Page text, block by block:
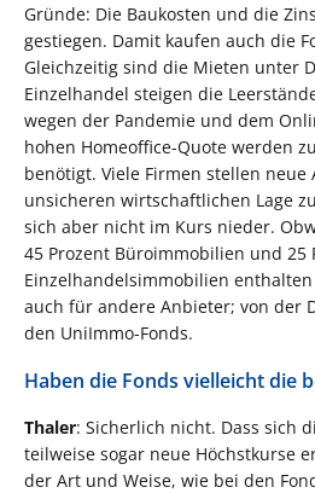
Gründe: Die Baukosten und die
gestiegen. Damit kaufen auch die
Gleichzeitig sind die Mieten unter
Einzelhandel steigen die
wegen der Pandemie und dem
hohen Homeoffice-Quote werden
benötigt. Viele Firmen stellen
unsicheren wirtschaftlichen Lage
sich aber nicht im Kurs nieder.
45 Prozent Büroimmobilien und 25
Einzelhandelsimmobilien
auch für andere Anbieter; von der
den UniImmo-Fonds.
Haben die Fonds vielleicht die
Thaler: Sicherlich nicht. Dass sich
teilweise sogar neue Höchstkurse
der Art und Weise, wie bei den